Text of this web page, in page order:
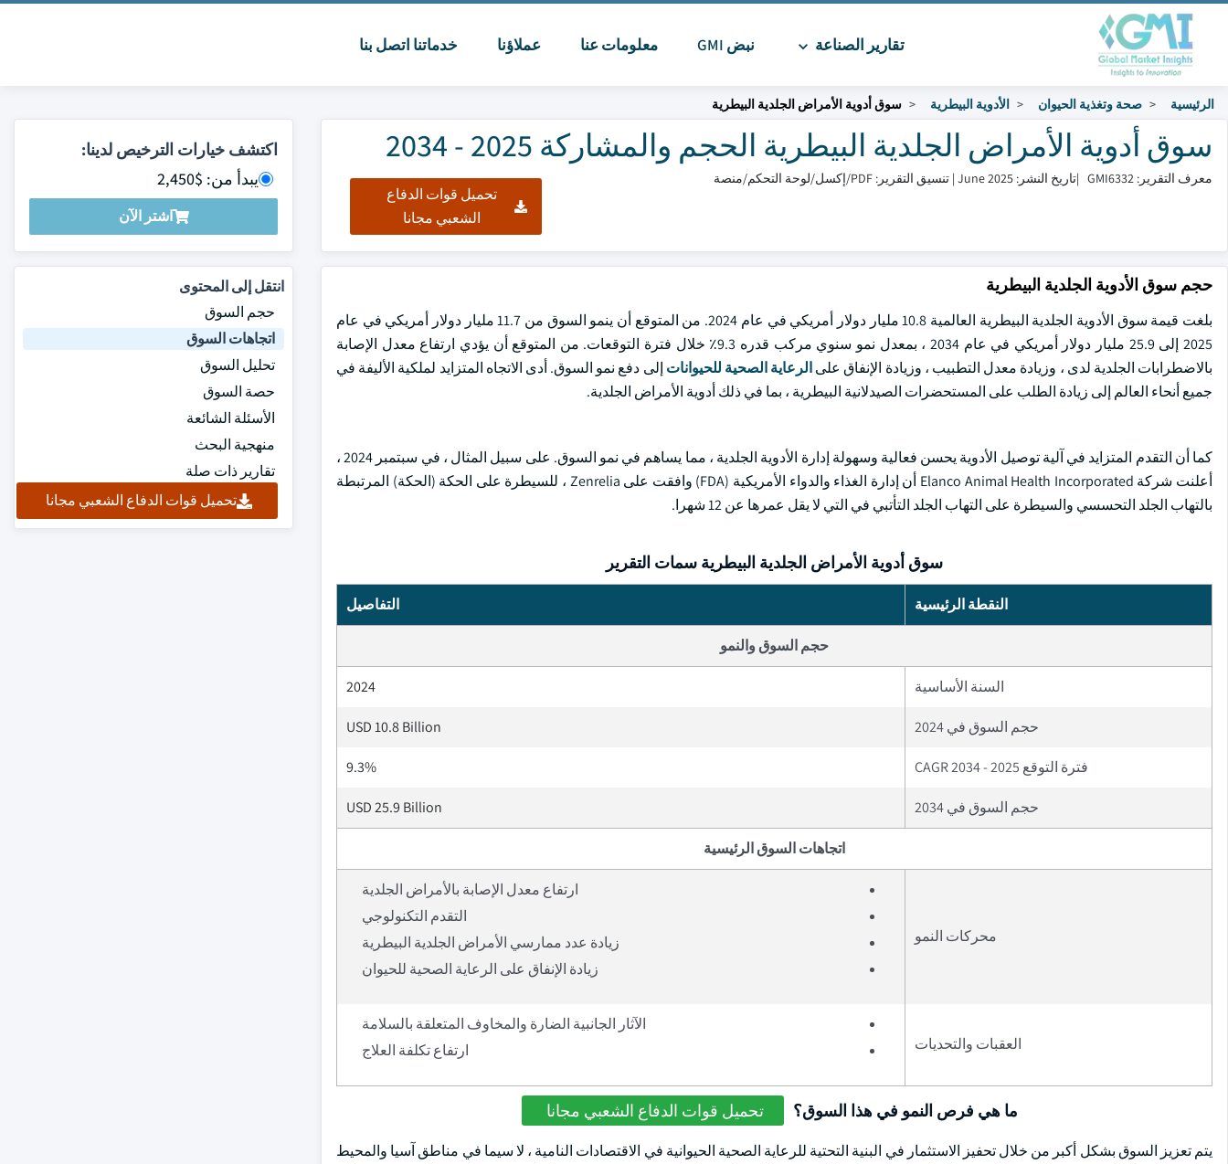
تقارير الصناعة نبض GMI معلومات عنا عملاؤنا خدماتنا اتصل بنا
الرئيسية صحة وتغذية الحيوان الأدوية البيطرية سوق أدوية الأمراض الجلدية البيطرية
سوق أدوية الأمراض الجلدية البيطرية الحجم والمشاركة 2025 - 2034
معرف التقرير: GMI6332 |تاريخ النشر: June 2025 | تنسيق التقرير: PDF/إكسل/لوحة التحكم/منصة
تحميل قوات الدفاع
الشعبي مجانا
اكتشف خيارات الترخيص لدينا:
يبدأ من: $2,450
اشتر الآن
حجم سوق الأدوية الجلدية البيطرية
بلغت قيمة سوق الأدوية الجلدية البيطرية العالمية 10.8 مليار دولار أمريكي في عام 2024. من المتوقع أن ينمو السوق من 11.7 مليار دولار أمريكي في عام
2025 إلى 25.9 مليار دولار أمريكي في عام 2034 ، بمعدل نمو سنوي مركب قدره 9.3٪ خلال فترة التوقعات. من المتوقع أن يؤدي ارتفاع معدل الإصابة
بالاضطرابات الجلدية لدى ، وزيادة معدل التطبيب ، وزيادة الإنفاق علىالرعاية الصحية للحيوانات إلى دفع نمو السوق. أدى الاتجاه المتزايد لملكية الأليفة في
جميع أنحاء العالم إلى زيادة الطلب على المستحضرات الصيدلانية البيطرية ، بما في ذلك أدوية الأمراض الجلدية.
كما أن التقدم المتزايد في آلية توصيل الأدوية يحسن فعالية وسهولة إدارة الأدوية الجلدية ، مما يساهم في نمو السوق. على سبيل المثال ، في سبتمبر 2024 ،
أعلنت شركة Elanco Animal Health Incorporated أن إدارة الغذاء والدواء الأمريكية (FDA) وافقت على Zenrelia ، للسيطرة على الحكة (الحكة) المرتبطة
بالتهاب الجلد التحسسي والسيطرة على التهاب الجلد التأتبي في التي لا يقل عمرها عن 12 شهرا.
سوق أدوية الأمراض الجلدية البيطرية سمات التقرير
النقطة الرئيسية التفاصيل
حجم السوق والنمو
السنة الأساسية 2024
حجم السوق في 2024 USD 10.8 Billion
فترة التوقع 2025 - 2034 CAGR 9.3%
حجم السوق في 2034 USD 25.9 Billion
اتجاهات السوق الرئيسية
محركات النمو
ارتفاع معدل الإصابة بالأمراض الجلدية
التقدم التكنولوجي
زيادة عدد ممارسي الأمراض الجلدية البيطرية
زيادة الإنفاق على الرعاية الصحية للحيوان
العقبات والتحديات
الآثار الجانبية الضارة والمخاوف المتعلقة بالسلامة
ارتفاع تكلفة العلاج
ما هي فرص النمو في هذا السوق؟ تحميل قوات الدفاع الشعبي مجانا
يتم تعزيز السوق بشكل أكبر من خلال تحفيز الاستثمار في البنية التحتية للرعاية الصحية الحيوانية في الاقتصادات النامية ، لا سيما في مناطق آسيا والمحيط
انتقل إلى المحتوى
حجم السوق
اتجاهات السوق
تحليل السوق
حصة السوق
الأسئلة الشائعة
منهجية البحث
تقارير ذات صلة
تحميل قوات الدفاع الشعبي مجانا